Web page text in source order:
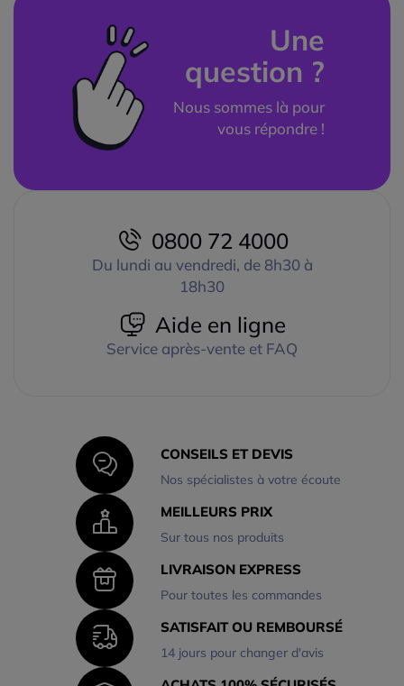
Une
question ?
Nous sommes là pour
vous répondre !
0800 72 4000
Du lundi au vendredi, de 8h30 à
18h30
Aide en ligne
Service après-vente et FAQ
CONSEILS ET DEVIS
Nos spécialistes à votre écoute
MEILLEURS PRIX
Sur tous nos produits
LIVRAISON EXPRESS
Pour toutes les commandes
SATISFAIT OU REMBOURSÉ
14 jours pour changer d'avis